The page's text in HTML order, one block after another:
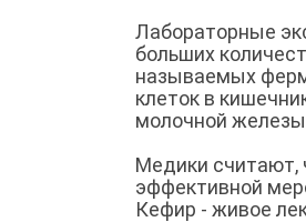
Лабораторные
больших
называемых
клеток в
молочной
Медики считают,
эффективной
Кефир - живое